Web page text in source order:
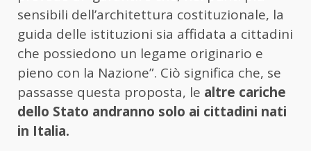
sensibili dell’architettura costituzionale, la
guida delle istituzioni sia affidata a cittadini
che possiedono un legame originario e
pieno con la Nazione”. Ciò significa che, se
passasse questa proposta, le altre cariche
dello Stato andranno solo ai cittadini nati
in Italia.